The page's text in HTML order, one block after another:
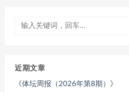
近期文章
《体坛周报（2026年第8期）》